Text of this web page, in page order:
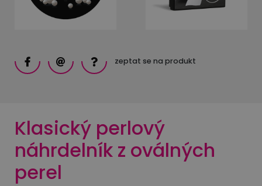
zeptat se na produkt
Klasický perlový
náhrdelník z oválných
perel